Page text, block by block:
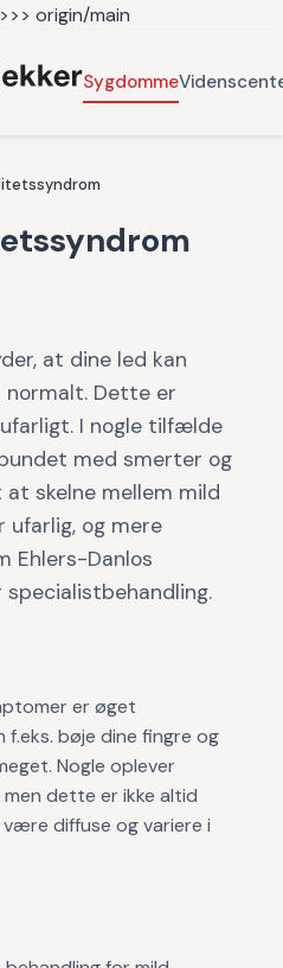
origin/main
Sygdomme
at dine led kan
Dette er
I nogle tilfælde
med smerter og
skelne mellem mild
og mere
Ehlers-Danlos
er øget
bøje dine fingre og
Nogle oplever
dette er ikke altid
diffuse og variere i